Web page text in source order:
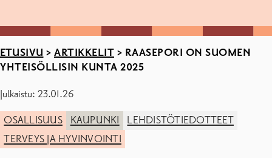
ETUSIVU > ARTIKKELIT > RAASEPORI ON SUOMEN
YHTEISÖLLISIN KUNTA 2025
Julkaistu: 23.01.26
OSALLISUUS KAUPUNKI
LEHDISTÖTIEDOTTEET
TERVEYS JA HYVINVOINTI